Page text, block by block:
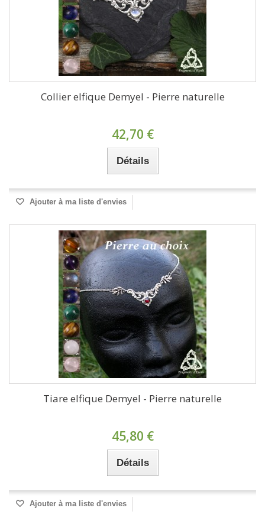
Collier elfique Demyel - Pierre naturelle
42,70 €
Détails
Ajouter à ma liste d'envies
Tiare elfique Demyel - Pierre naturelle
45,80 €
Détails
Ajouter à ma liste d'envies